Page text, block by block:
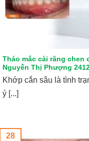
Tháo mắc cài răng chen
Nguyễn Thị Phượng
Khớp cắn sâu là tình
ý [...]
28